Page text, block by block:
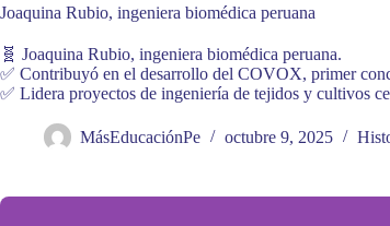
Joaquina Rubio, ingeniera biomédica peruana
🧬 Joaquina Rubio, ingeniera biomédica peruana.
✅ Contribuyó en el desarrollo del COVOX, primer
✅ Lidera proyectos de ingeniería de tejidos y cultivos
MásEducaciónPe octubre 9, 2025